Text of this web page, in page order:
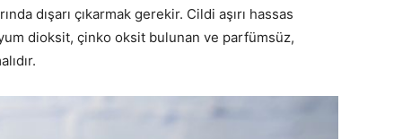
dışarı çıkarmak gerekir. Cildi aşırı hassas
dioksit, çinko oksit bulunan ve parfümsüz,